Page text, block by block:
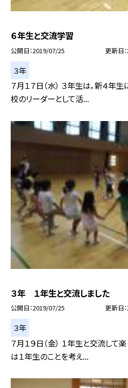
６年生と交流学習
公開日 2019/07/25 更新日
３年
７月１７日（水） ３年生は，新４年
校のリーダーとして活...
３年 １年生と交流しました
公開日 2019/07/25 更新日
３年
７月１９日（金） １年生と交流して
は１年生のことを考え...